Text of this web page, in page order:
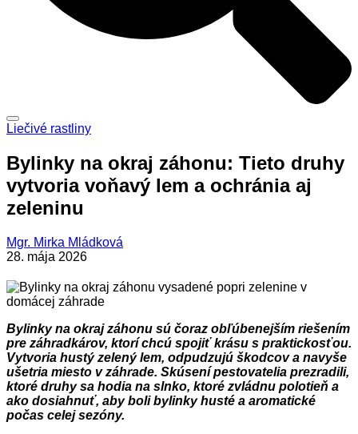
Liečivé rastliny
Bylinky na okraj záhonu: Tieto druhy
vytvoria voňavý lem a ochránia aj
zeleninu
Mgr. Mirka Mládková
28. mája 2026
Bylinky na okraj záhonu sú čoraz obľúbenejším riešením
pre záhradkárov, ktorí chcú spojiť krásu s praktickosťou.
Vytvoria hustý zelený lem, odpudzujú škodcov a navyše
ušetria miesto v záhrade. Skúsení pestovatelia prezradili,
ktoré druhy sa hodia na slnko, ktoré zvládnu polotieň a
ako dosiahnuť, aby boli bylinky husté a aromatické
počas celej sezóny.